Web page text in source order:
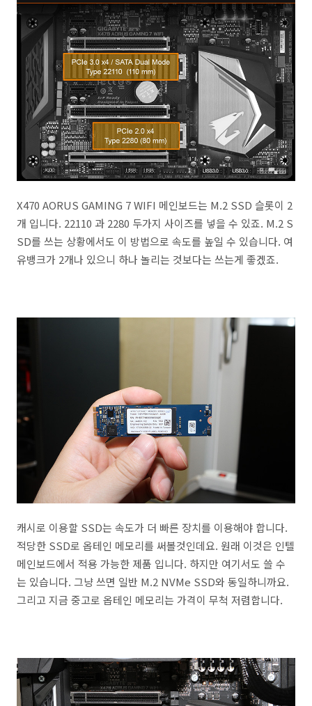
X470 AORUS GAMING 7 WIFI 메인보드는 M.2 SSD 슬롯이 2
개 입니다. 22110 과 2280 두가지 사이즈를 넣을 수 있죠. M.2 S
SD를 쓰는 상황에서도 이 방법으로 속도를 높일 수 있습니다. 여
유뱅크가 2개나 있으니 하나 놀리는 것보다는 쓰는게 좋겠죠.
캐시로 이용할 SSD는 속도가 더 빠른 장치를 이용해야 합니다.
적당한 SSD로 옵테인 메모리를 써볼것인데요. 원래 이것은 인텔
메인보드에서 적용 가능한 제품 입니다. 하지만 여기서도 쓸 수
는 있습니다. 그냥 쓰면 일반 M.2 NVMe SSD와 동일하니까요.
그리고 지금 중고로 옵테인 메모리는 가격이 무척 저렴합니다.